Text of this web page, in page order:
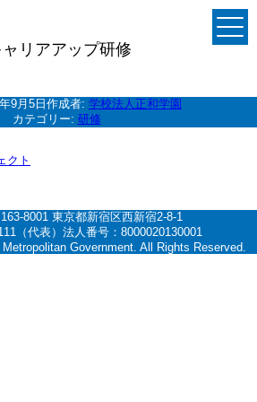
リアアップ研修
9月5日 作成者: 学校法人正和学園
カテゴリー: 研修
クト
8001 東京都新宿区西新宿2-8-1
（代表）法人番号：8000020130001
Government. All Rights Reserved.